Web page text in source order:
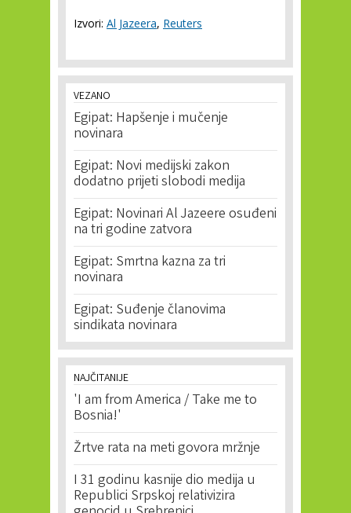
Izvori: Al Jazeera, Reuters
VEZANO
Egipat: Hapšenje i mučenje
novinara
Egipat: Novi medijski zakon
dodatno prijeti slobodi medija
Egipat: Novinari Al Jazeere osuđeni
na tri godine zatvora
Egipat: Smrtna kazna za tri
novinara
Egipat: Suđenje članovima
sindikata novinara
NAJČITANIJE
'I am from America / Take me to
Bosnia!'
Žrtve rata na meti govora mržnje
I 31 godinu kasnije dio medija u
Republici Srpskoj relativizira